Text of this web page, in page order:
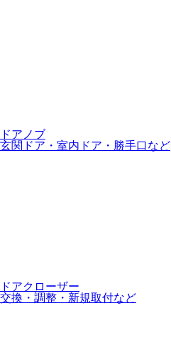
ドアノブ
玄関ドア・室内ドア・勝手口など
ドアクローザー
交換・調整・新規取付など